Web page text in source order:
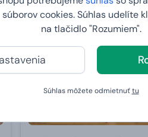
súborov cookies. Súhlas udelíte
na tlačidlo "Rozumiem".
Súhlas môžete odmietnuťtu